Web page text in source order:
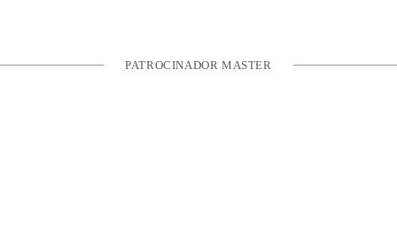
PATROCINADOR MASTER